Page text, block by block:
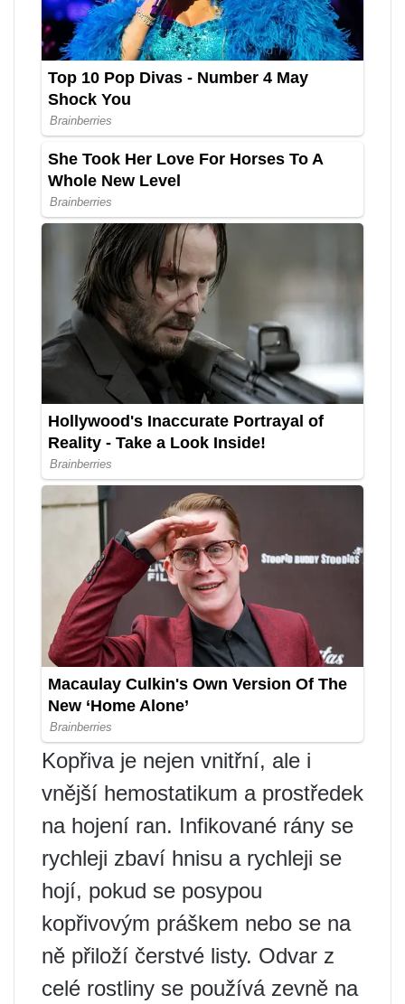
Kopřiva je nejen vnitřní, ale i
vnější hemostatikum a prostředek
na hojení ran. Infikované rány se
rychleji zbaví hnisu a rychleji se
hojí, pokud se posypou
kopřivovým práškem nebo se na
ně přiloží čerstvé listy. Odvar z
celé rostliny se používá zevně na